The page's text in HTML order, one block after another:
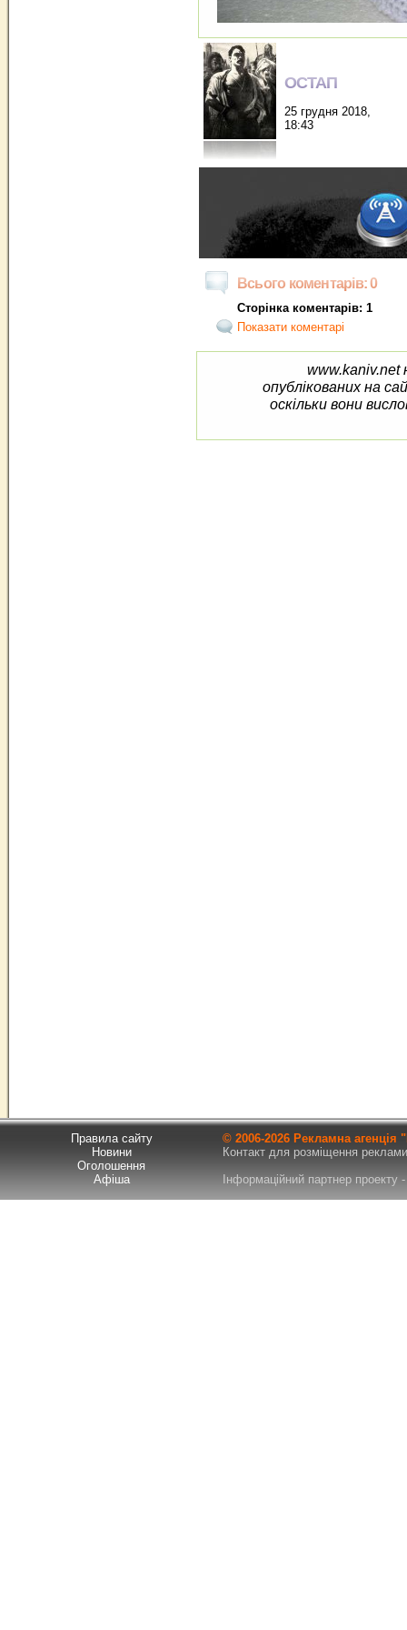
ОСТАП
25 грудня 2018,
18:43
Всього коментарів: 0
Сторінка коментарів: 1
Показати коментарі
www.kaniv.net
опублікованих на
оскільки вони
Правила сайту
Новини
Оголошення
Афіша
© 2006-2026 Рекламна
Контакт для розміщення
Інформаційний партнер проекту